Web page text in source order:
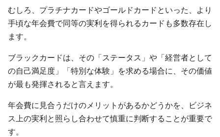
むしろ、プラチナカードやゴールドカードといった、より
手頃な年会費で同等の実利を得られるカードも多数存在し
ます。
ブラックカードは、その「ステータス」や「経営者として
の自己満足度」「特別な体験」を求める場合に、その価値
が最も発揮されると言えます。
年会費に見合うだけのメリットがあるかどうかを、ビジネ
ス上の実利と照らし合わせて慎重に判断することが重要で
す。